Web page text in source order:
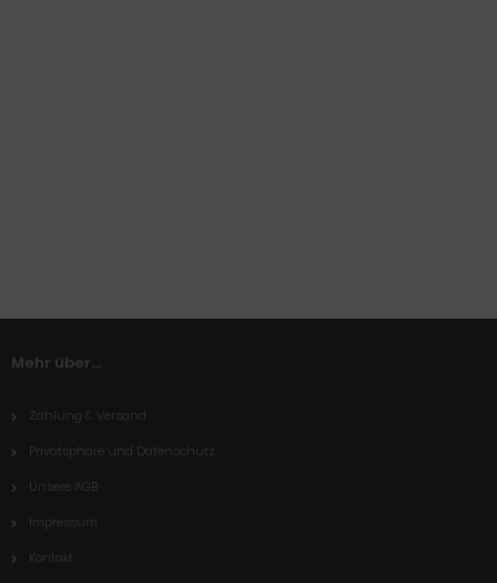
Mehr über...
Zahlung & Versand
Privatsphäre und Datenschutz
Unsere AGB
Impressum
Kontakt